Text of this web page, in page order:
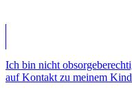
Ich bin nicht
auf Kontakt zu meinem